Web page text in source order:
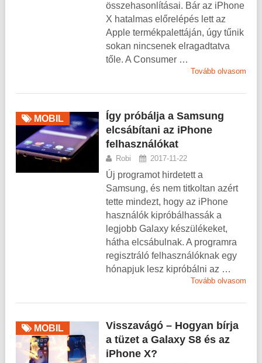
összehasonlításai. Bár az iPhone
X hatalmas előrelépés lett az
Apple termékpalettáján, úgy tűnik
sokan nincsenek elragadtatva
tőle. A Consumer …
Tovább olvasom
MOBIL
Így próbálja a Samsung
elcsábítani az iPhone
felhasználókat
Robi 2017-11-22
Új programot hirdetett a
Samsung, és nem titkoltan azért
tette mindezt, hogy az iPhone
használók kipróbálhassák a
legjobb Galaxy készülékeket,
hátha elcsábulnak. A programra
regisztráló felhasználóknak egy
hónapjuk lesz kipróbálni az …
Tovább olvasom
MOBIL
Visszavágó – Hogyan bírja
a tüzet a Galaxy S8 és az
iPhone X?